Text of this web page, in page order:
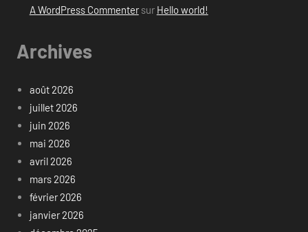
A WordPress Commentersur Hello world!
Archives
août 2026
juillet 2026
juin 2026
mai 2026
avril 2026
mars 2026
février 2026
janvier 2026